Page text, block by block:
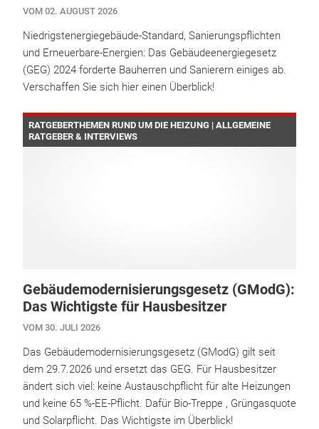
VOM 02. AUGUST 2026
Niedrigstenergiegebäude-Standard, Sanierungspflichten
und Erneuerbare-Energien: Das Gebäudeenergiegesetz
(GEG) 2024 forderte Bauherren und Sanierern einiges ab.
Verschaffen Sie sich hier einen Überblick!
RATGEBERTHEMEN RUND UM DIE HEIZUNG | ALLGEMEINE
RATGEBER & INTERVIEWS
Gebäudemodernisierungsgesetz (GModG):
Das Wichtigste für Hausbesitzer
VOM 30. JULI 2026
Das Gebäudemodernisierungsgesetz (GModG) gilt seit
dem 29.7.2026 und ersetzt das GEG. Für Hausbesitzer
ändert sich viel: keine Austauschpflicht für alte Heizungen
und keine 65 %-EE-Pflicht. Dafür Bio-Treppe , Grüngasquote
und Solarpflicht. Das Wichtigste im Überblick!